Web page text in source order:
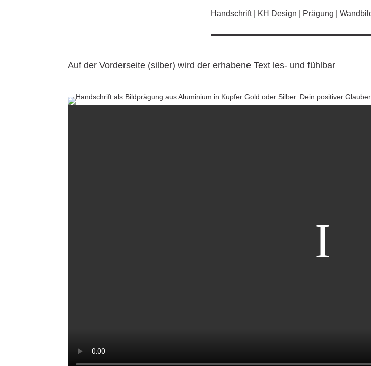
Handschrift | KH Design | Prägung |
Auf der Vorderseite (silber) wird der erhabene Text les- und fühlbar